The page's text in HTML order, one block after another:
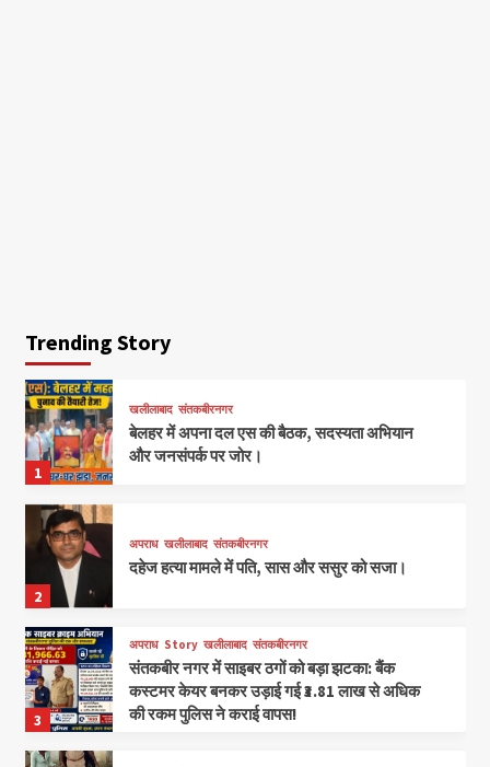
Trending Story
1
खलीलाबाद संतकबीरनगर
बेलहर में अपना दल एस की बैठक, सदस्यता अभियान
और जनसंपर्क पर जोर।
2
अपराध खलीलाबाद संतकबीरनगर
दहेज हत्या मामले में पति, सास और ससुर को सजा।
3
अपराध Story खलीलाबाद संतकबीरनगर
संतकबीर नगर में साइबर ठगों को बड़ा झटका: बैंक
कस्टमर केयर बनकर उड़ाई गई ₹3.81 लाख से अधिक
की रकम पुलिस ने कराई वापस!